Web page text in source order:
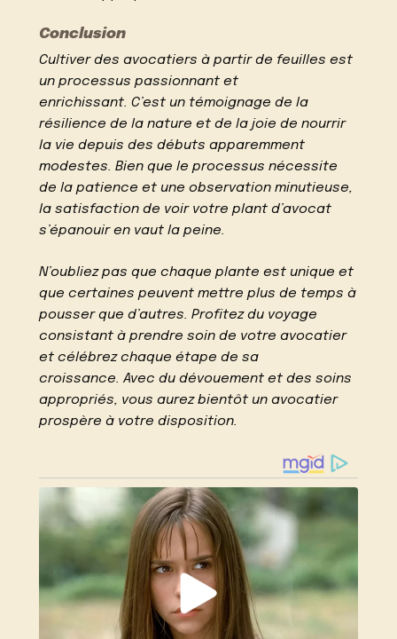
Conclusion
Cultiver des avocatiers à partir de feuilles est
un processus passionnant et
enrichissant. C’est un témoignage de la
résilience de la nature et de la joie de nourrir
la vie depuis des débuts apparemment
modestes. Bien que le processus nécessite
de la patience et une observation minutieuse,
la satisfaction de voir votre plant d’avocat
s’épanouir en vaut la peine.
N’oubliez pas que chaque plante est unique et
que certaines peuvent mettre plus de temps à
pousser que d’autres. Profitez du voyage
consistant à prendre soin de votre avocatier
et célébrez chaque étape de sa
croissance. Avec du dévouement et des soins
appropriés, vous aurez bientôt un avocatier
prospère à votre disposition.